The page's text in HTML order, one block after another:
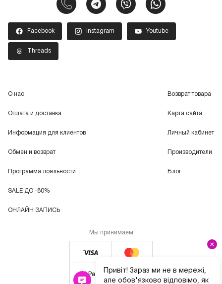
Facebook Instagram Youtube
Threads
О нас
Оплата и доставка
Информация для клиентов
Обмен и возврат
Программа лояльности
SALE ДО -80%
ОНЛАЙН ЗАПИСЬ
Возврат товара
Карта сайта
Личный кабинет
Производители
Блог
Мы принимаем